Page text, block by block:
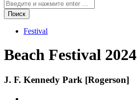
Festival
Beach Festival 2024
J. F. Kennedy Park [Rogerson]